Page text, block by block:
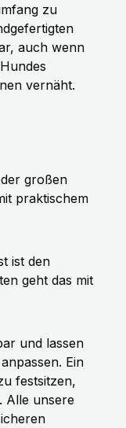
zu
auch wenn
vernäht.
großen
praktischem
ist den
geht das mit
und lassen
Ein
festsitzen,
Alle unsere